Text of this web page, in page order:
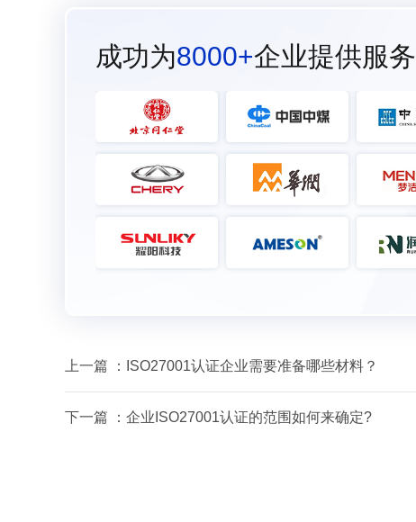
成功为8000+企业提供服务
上一篇 ： ISO27001认证企业需要准备哪些材料？
下一篇 ： 企业ISO27001认证的范围如何来确定?